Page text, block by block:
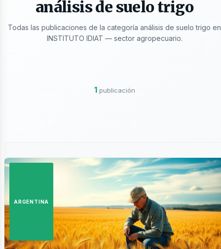
análisis de suelo trigo
Todas las publicaciones de la categoría análisis de suelo trigo en
INSTITUTO IDIAT — sector agropecuario.
1 publicación
ARGENTINA